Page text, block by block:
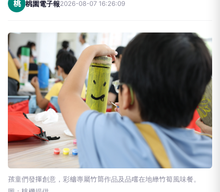
桃 桃園電子報2026-08-07 16:26:09
孩童們發揮創意，彩繪專屬竹筒作品及品嚐在地綠竹筍風味餐。